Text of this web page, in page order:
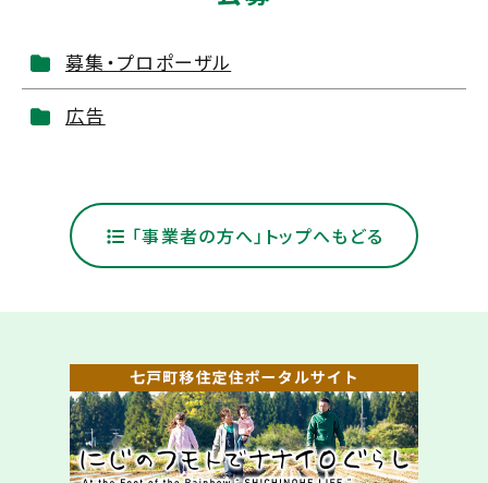
募集・プロポーザル
広告
「事業者の方へ」トップへもどる